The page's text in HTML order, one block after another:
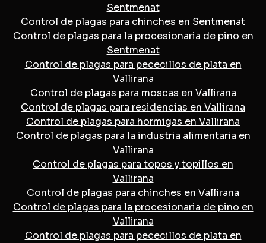
Sentmenat
Control de plagas para chinches en Sentmenat
Control de plagas para la procesionaria de pino en
Sentmenat
Control de plagas para pececillos de plata en
Vallirana
Control de plagas para moscas en Vallirana
Control de plagas para residencias en Vallirana
Control de plagas para hormigas en Vallirana
Control de plagas para la industria alimentaria en
Vallirana
Control de plagas para topos y topillos en
Vallirana
Control de plagas para chinches en Vallirana
Control de plagas para la procesionaria de pino en
Vallirana
Control de plagas para pececillos de plata en